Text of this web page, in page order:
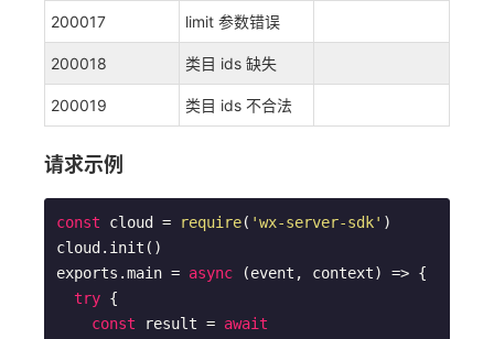
200017 limit 参数错误
200018 类目 ids 缺失
200019 类目 ids 不合法
请求示例
const cloud = require( 'wx-server-sdk' )
cloud.init()
exports.main = async (event, context) => {
try {
const result = await